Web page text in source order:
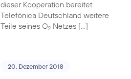
dieser Kooperation bereitet
Telefónica Deutschland weitere
Teile seines O2Netzes […]
20. Dezember 2018